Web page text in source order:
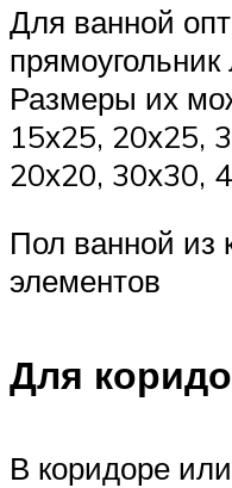
Для ванной
Размеры их
15х25, 20х25,
20х20, 30х30,
Пол ванной из
элементов
Для
В коридоре